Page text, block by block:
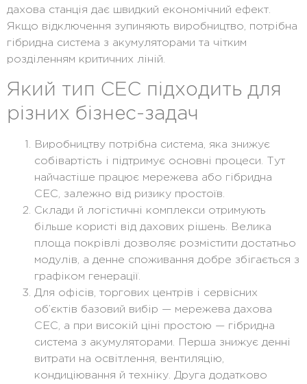
дахова станція дає швидкий економічний ефект.
Якщо відключення зупиняють виробництво, потрібна
гібридна система з акумуляторами та чітким
розділенням критичних ліній.
Який тип СЕС підходить для
різних бізнес-задач
Виробництву потрібна система, яка знижує
собівартість і підтримує основні процеси. Тут
найчастіше працює мережева або гібридна
СЕС, залежно від ризику простоїв.
Склади й логістичні комплекси отримують
більше користі від дахових рішень. Велика
площа покрівлі дозволяє розмістити достатньо
модулів, а денне споживання добре збігається з
графіком генерації.
Для офісів, торгових центрів і сервісних
об’єктів базовий вибір — мережева дахова
СЕС, а при високій ціні простою — гібридна
система з акумуляторами. Перша знижує денні
витрати на освітлення, вентиляцію,
кондиціювання й техніку. Друга додатково